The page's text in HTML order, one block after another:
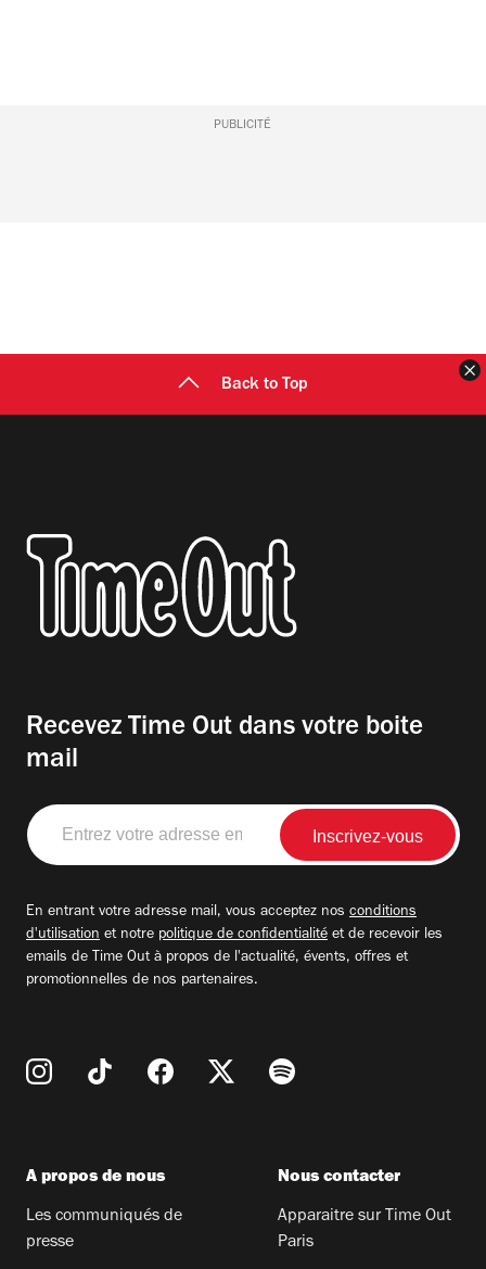
PUBLICITÉ
Back to Top
Recevez Time Out dans votre boite
mail
Entrez
votre
adresse
En entrant votre adresse mail, vous acceptez nos conditions
d'utilisation et notre politique de confidentialité et de recevoir les
emails de Time Out à propos de l'actualité, évents, offres et
promotionnelles de nos partenaires.
A propos de nous
Les communiqués de
presse
Nous contacter
Apparaitre sur Time Out
Paris